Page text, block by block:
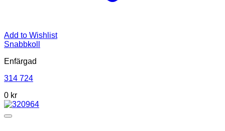
Add to Wishlist
Snabbkoll
Enfärgad
314 724
0 kr